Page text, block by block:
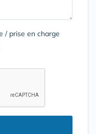
/ prise en charge